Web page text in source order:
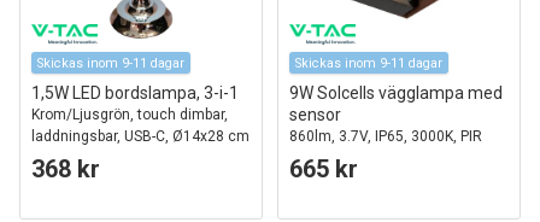
Skickas inom 9-11 dagar
1,5W LED bordslampa, 3-i-1
Krom/Ljusgrön, touch dimbar,
laddningsbar, USB-C, Ø14x28 cm
368 kr
Skickas inom 9-11 dagar
9W Solcells vägglampa med
sensor
860lm, 3.7V, IP65, 3000K, PIR
rörelsesensor, varmvit
665 kr